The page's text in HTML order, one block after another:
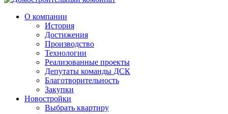
О компании
История
Достижения
Производство
Технологии
Реализованные проекты
Депутаты команды ДСК
Благотворительность
Закупки
Новостройки
Выбрать квартиру